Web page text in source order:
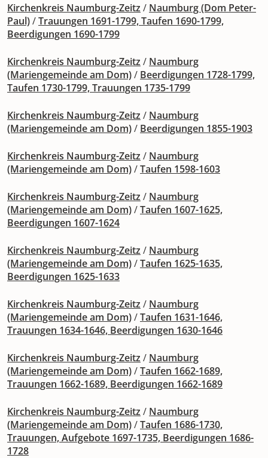
Kirchenkreis Naumburg-Zeitz / Naumburg (Dom Peter-
Paul)/Trauungen 1691-1799, Taufen 1690-1799,
Beerdigungen 1690-1799
Kirchenkreis Naumburg-Zeitz / Naumburg
(Mariengemeinde am Dom)/ Beerdigungen 1728-1799,
Taufen 1730-1799, Trauungen 1735-1799
Kirchenkreis Naumburg-Zeitz / Naumburg
(Mariengemeinde am Dom)/ Beerdigungen 1855-1903
Kirchenkreis Naumburg-Zeitz / Naumburg
(Mariengemeinde am Dom)/Taufen 1598-1603
Kirchenkreis Naumburg-Zeitz / Naumburg
(Mariengemeinde am Dom)/Taufen 1607-1625,
Beerdigungen 1607-1624
Kirchenkreis Naumburg-Zeitz / Naumburg
(Mariengemeinde am Dom)/Taufen 1625-1635,
Beerdigungen 1625-1633
Kirchenkreis Naumburg-Zeitz / Naumburg
(Mariengemeinde am Dom)/Taufen 1631-1646,
Trauungen 1634-1646, Beerdigungen 1630-1646
Kirchenkreis Naumburg-Zeitz / Naumburg
(Mariengemeinde am Dom)/Taufen 1662-1689,
Trauungen 1662-1689, Beerdigungen 1662-1689
Kirchenkreis Naumburg-Zeitz / Naumburg
(Mariengemeinde am Dom)/Taufen 1686-1730,
Trauungen, Aufgebote 1697-1735, Beerdigungen 1686-
1728